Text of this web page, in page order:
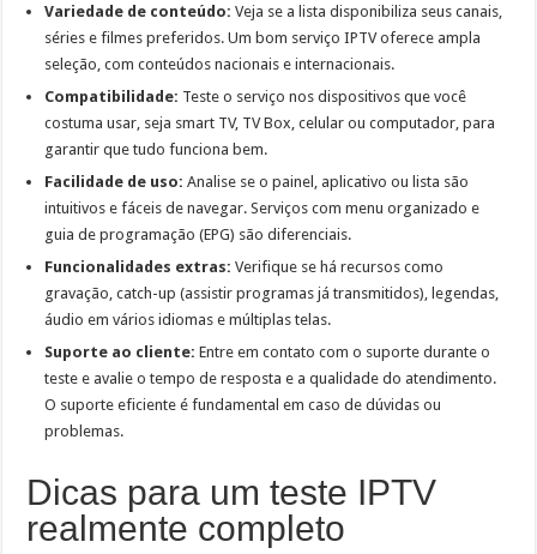
Variedade de conteúdo: Veja se a lista disponibiliza seus canais,
séries e filmes preferidos. Um bom serviço IPTV oferece ampla
seleção, com conteúdos nacionais e internacionais.
Compatibilidade: Teste o serviço nos dispositivos que você
costuma usar, seja smart TV, TV Box, celular ou computador, para
garantir que tudo funciona bem.
Facilidade de uso: Analise se o painel, aplicativo ou lista são
intuitivos e fáceis de navegar. Serviços com menu organizado e
guia de programação (EPG) são diferenciais.
Funcionalidades extras: Verifique se há recursos como
gravação, catch-up (assistir programas já transmitidos), legendas,
áudio em vários idiomas e múltiplas telas.
Suporte ao cliente: Entre em contato com o suporte durante o
teste e avalie o tempo de resposta e a qualidade do atendimento.
O suporte eficiente é fundamental em caso de dúvidas ou
problemas.
Dicas para um teste IPTV
realmente completo